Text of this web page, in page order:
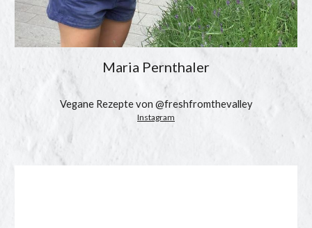
Maria Pernthaler
Vegane Rezepte von @freshfromthevalley
Instagram